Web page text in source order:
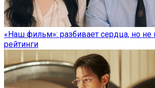
«Наш фильм»: разбивает сердца, но не
рейтинги